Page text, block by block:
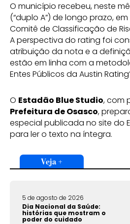
O município recebeu, neste
(“duplo A”) de longo prazo,
Comitê de Classificação de
A perspectiva do rating foi
atribuição da nota e a
estão em linha com a
Entes Públicos da Austin
O Estadão Blue Studio, com
Prefeitura de Osasco,
especial publicada no site do
para ler o texto na íntegra.
Veja +
5 de agosto de 2026
Dia Nacional da Saúde:
histórias que mostram o
poder do cuidado